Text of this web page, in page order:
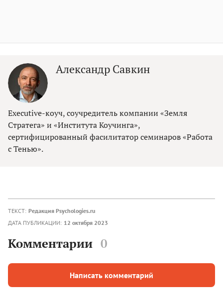
Александр Савкин
Executive-коуч, соучредитель компании «Земля
Стратега» и «Института Коучинга»,
сертифицированный фасилитатор семинаров «Работа
с Тенью».
ТЕКСТ: Редакция Psychologies.ru
ДАТА ПУБЛИКАЦИИ: 12 октября 2023
Комментарии 0
Написать комментарий